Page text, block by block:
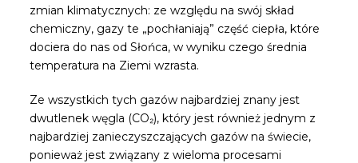
zmian klimatycznych: ze względu na swój skład
chemiczny, gazy te „pochłaniają” część ciepła, które
dociera do nas od Słońca, w wyniku czego średnia
temperatura na Ziemi wzrasta.
Ze wszystkich tych gazów najbardziej znany jest
dwutlenek węgla (CO₂), który jest również jednym z
najbardziej zanieczyszczających gazów na świecie,
ponieważ jest związany z wieloma procesami